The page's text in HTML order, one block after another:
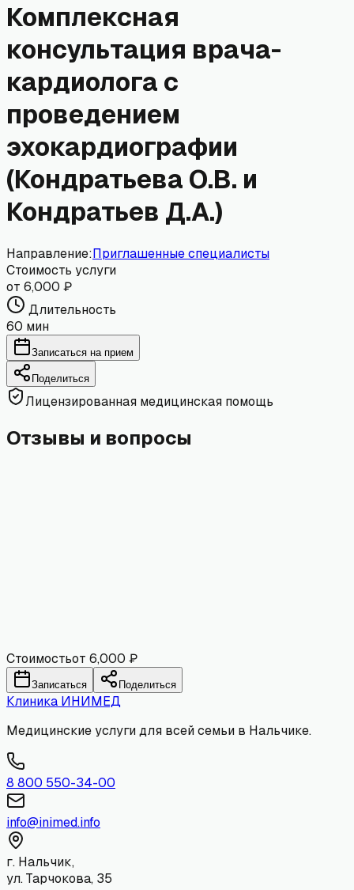
Комплексная
консультация врача-
кардиолога с
проведением
эхокардиографии
(Кондратьева О.В. и
Кондратьев Д.А.)
Направление:Приглашенные специалисты
Стоимость услуги
от 6,000 ₽
Длительность
60 мин
Записаться на прием
Поделиться
Лицензированная медицинская помощь
Отзывы и вопросы
Стоимостьот 6,000 ₽
Записаться Поделиться
Клиника ИНИМЕД
Медицинские услуги для всей семьи в Нальчике.
8 800 550-34-00
info@inimed.info
г. Нальчик,
ул. Тарчокова, 35